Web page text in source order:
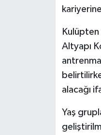
Altyapı
alacağı
Yaş